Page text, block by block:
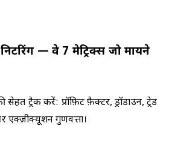
— वे 7 मेट्रिक्स जो मायने
ट्रैक करें: प्रॉफ़िट फ़ैक्टर, ड्रॉडाउन, ट्रेड
एक्ज़ीक्यूशन गुणवत्ता।